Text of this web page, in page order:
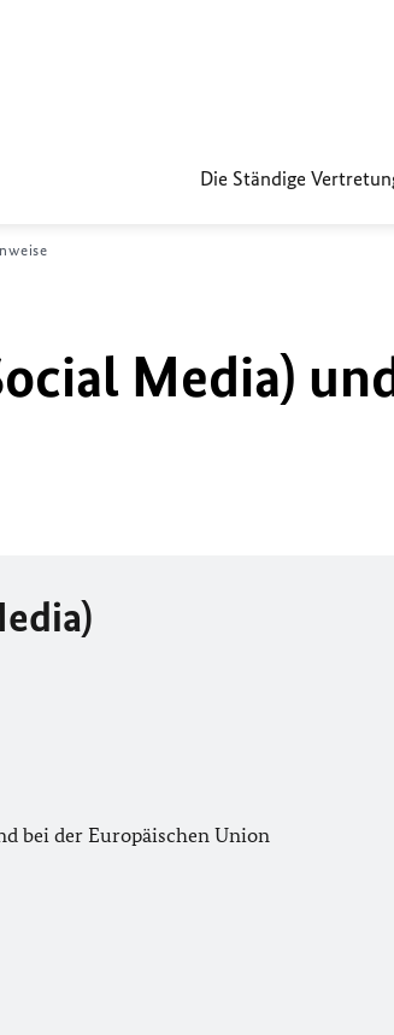
Die Ständige
Media)
bei der Europäischen Union